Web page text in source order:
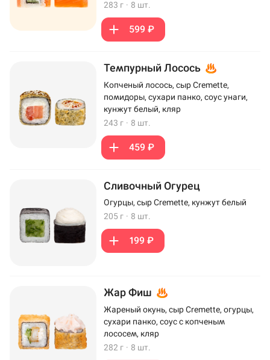
283 г · 8 шт.
599 ₽
Темпурный Лосось
Копченый лосось, сыр Cremette,
помидоры, сухари панко, соус унаги,
кунжут белый, кляр
243 г · 8 шт.
459 ₽
Сливочный Огурец
Огурцы, сыр Cremette, кунжут белый
205 г · 8 шт.
199 ₽
Жар Фиш
Жареный окунь, сыр Cremette, огурцы,
сухари панко, соус с копченым
лососем, кляр
282 г · 8 шт.